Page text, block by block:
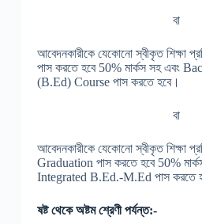
বা
আবেদনকারীকে যেকোনো স্বীকৃত শিক্ষা
পাস করতে হবে 50% মার্কস সহ এবং
(B.Ed) Course পাস করতে হবে।
বা
আবেদনকারীকে যেকোনো স্বীকৃত শিক্ষা
Graduation পাস করতে হবে 50%
Integrated B.Ed.-M.Ed পাস করতে
ষষ্ট থেকে অষ্টম শ্রেণী পর্যন্ত:-